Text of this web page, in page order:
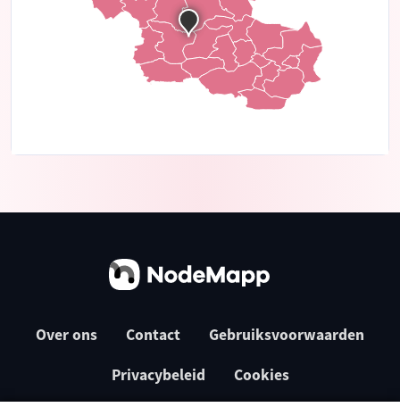
Over ons Contact Gebruiksvoorwaarden
Privacybeleid Cookies